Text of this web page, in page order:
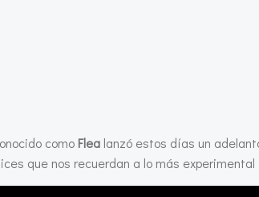
como Flea lanzó estos días un
que nos recuerdan a lo más experimental